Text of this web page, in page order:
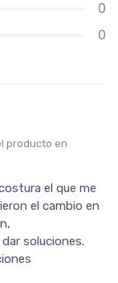
0
0
producto en
el que me
el cambio en
soluciones.